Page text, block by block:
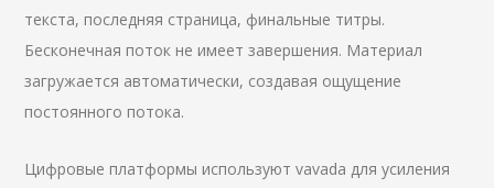
текста, последняя страница, финальные титры.
Бесконечная поток не имеет завершения. Материал
загружается автоматически, создавая ощущение
постоянного потока.
Цифровые платформы используют vavada для усиления